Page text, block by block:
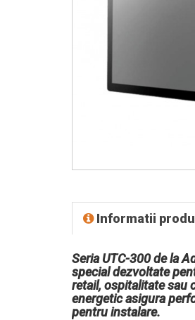
Informatii
Seria UTC-300 de la
special dezvoltate
retail, ospitalitate sau
energetic asigura
pentru instalare.